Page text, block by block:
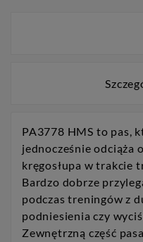
PA3778 HMS to pas,
jednocześnie odciąża
kręgosłupa w trakcie
Bardzo dobrze
podczas treningów z
podniesienia czy
Zewnętrzną część